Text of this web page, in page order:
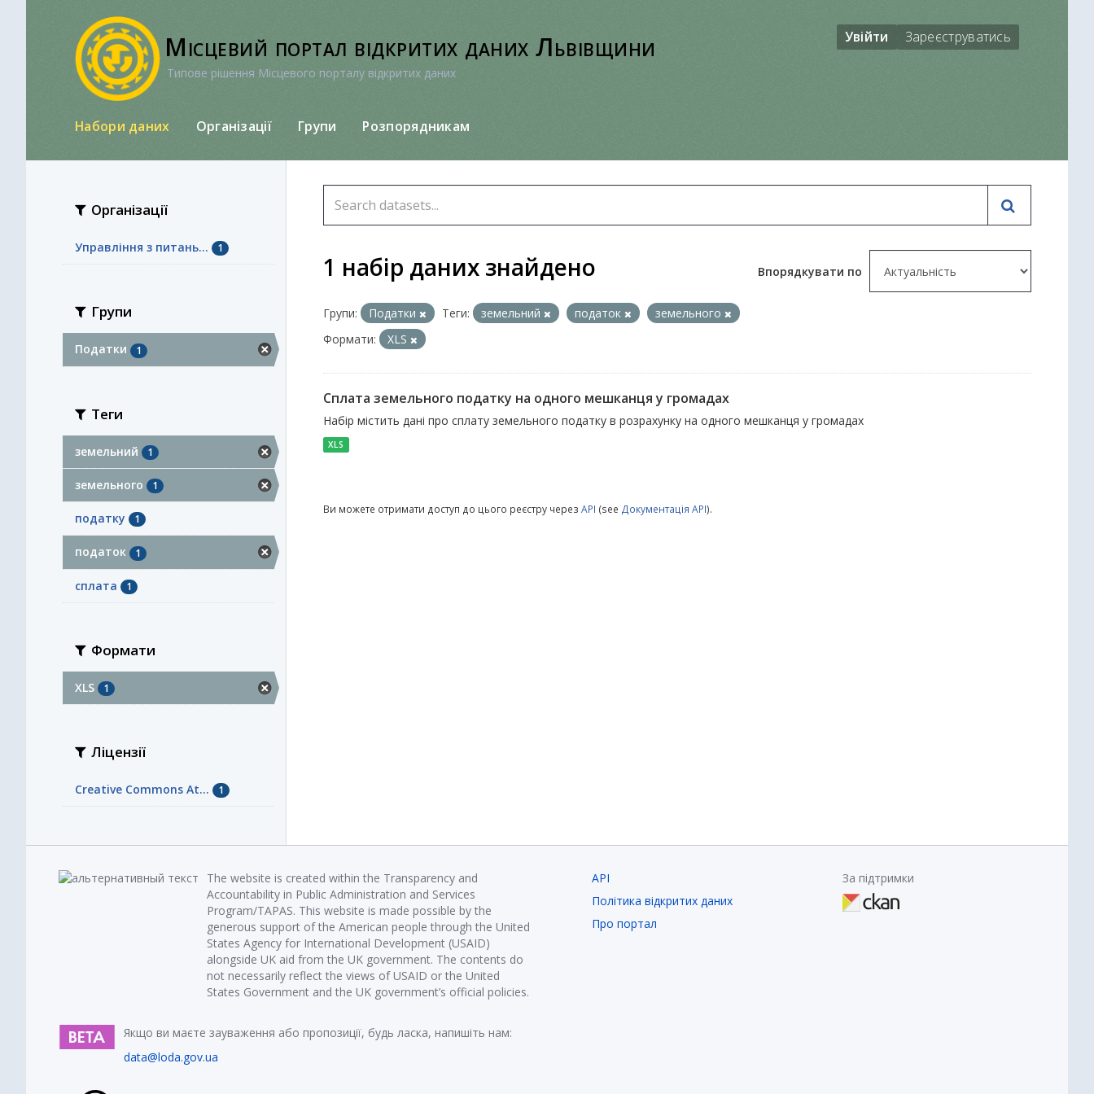
Місцевий портал відкритих даних Львівщини
Типове рішення Місцевого порталу відкритих даних
Увійти Зареєструватись
Набори даних Організації Групи Розпорядникам
Організації
Управління з питань... 1
Групи
Податки 1
Теги
земельний 1
земельного 1
податку 1
податок 1
сплата 1
Формати
XLS 1
Ліцензії
Creative Commons At... 1
Впорядкувати по
1 набір даних знайдено
Групи: Податки Теги: земельний податок
земельного
Формати:
XLS
Сплата земельного податку на одного мешканця у громадах
Набір містить дані про сплату земельного податку в розрахунку на одного мешканця у громадах
XLS
Ви можете отримати доступ до цього реєстру через API (see Документація API).
The website is created within the Transparency and
Accountability in Public Administration and Services
Program/TAPAS. This website is made possible by the
generous support of the American people through the United
States Agency for International Development (USAID)
alongside UK aid from the UK government. The contents do
not necessarily reflect the views of USAID or the United
States Government and the UK government’s official policies.
Якщо ви маєте зауваження або пропозиції, будь ласка, напишіть нам:
data@loda.gov.ua
API
Політика відкритих даних
Про портал
За підтримки